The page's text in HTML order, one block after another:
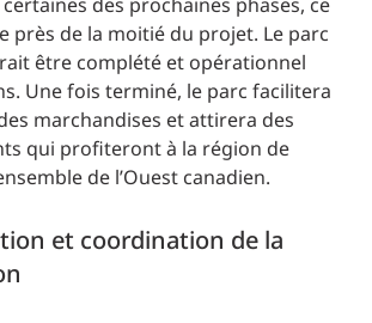
des prochaines phases, ce
près de la moitié du projet. Le parc
être complété et opérationnel
Une fois terminé, le parc facilitera
marchandises et attirera des
qui profiteront à la région de
de l’Ouest canadien.
et coordination de la